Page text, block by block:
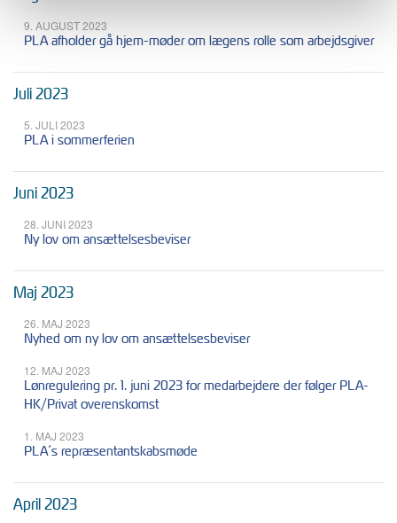
9. AUGUST 2023
PLA afholder gå hjem-møder om lægens rolle som arbejdsgiver
Juli 2023
5. JULI 2023
PLA i sommerferien
Juni 2023
28. JUNI 2023
Ny lov om ansættelsesbeviser
Maj 2023
26. MAJ 2023
Nyhed om ny lov om ansættelsesbeviser
12. MAJ 2023
Lønregulering pr. 1. juni 2023 for medarbejdere der følger PLA-
HK/Privat overenskomst
1. MAJ 2023
PLA´s repræsentantskabsmøde
April 2023